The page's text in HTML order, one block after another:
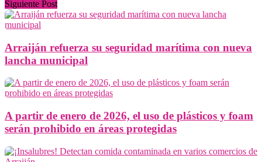
Siguiente Post
Arraiján refuerza su seguridad marítima con nueva
lancha municipal
A partir de enero de 2026, el uso de plásticos y foam
serán prohibido en áreas protegidas